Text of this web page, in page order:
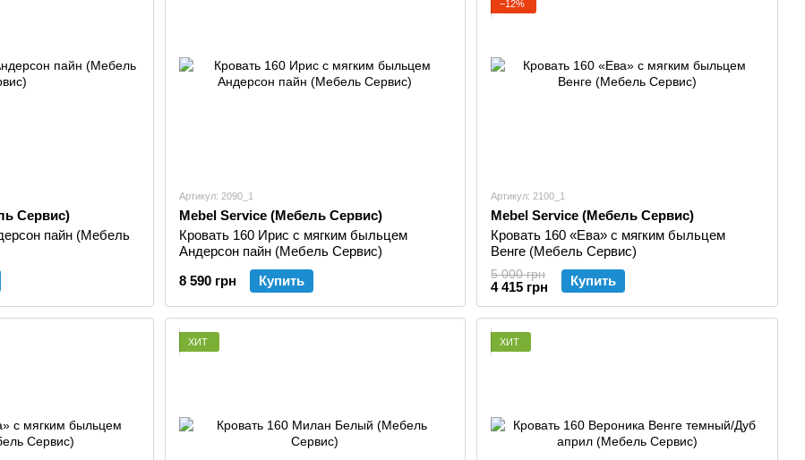
тому подобное). Расширило перечень оборудования новыми деревообрабатывающими станками фирмы
Сервис)
пайн (Мебель
Артикул: 2090_1
Mebel Service (Мебель Сервис)
Кровать 160 Ирис с мягким быльцем
Андерсон пайн (Мебель Сервис)
8 590 грн
Купить
−12%
Артикул: 2100_1
Mebel Service (Мебель Сервис)
Кровать 160 «Ева» с мягким быльцем
Венге (Мебель Сервис)
5 000 грн
4 415 грн Купить
ХИТ ХИТ